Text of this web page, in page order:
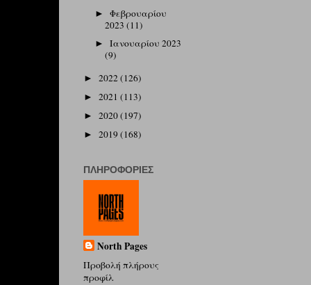
►Φεβρουαρίου
2023(11)
►Ιανουαρίου 2023
(9)
► 2022(126)
► 2021 (113)
► 2020(197)
► 2019(168)
ΠΛΗΡΟΦΟΡΊΕΣ
North Pages
Προβολή πλήρους
προφίλ